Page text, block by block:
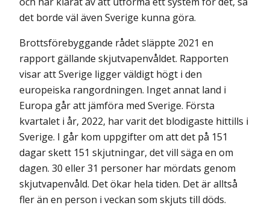
det borde väl även Sverige kunna göra.
Brottsförebyggande rådet släppte 2021 en
rapport gällande skjutvapenvåldet. Rapporten
visar att Sverige ligger väldigt högt i den
europeiska rangordningen. Inget annat land i
Europa går att jämföra med Sverige. Första
kvartalet i år, 2022, har varit det blodigaste hittills i
Sverige. I går kom uppgifter om att det på 151
dagar skett 151 skjutningar, det vill säga en om
dagen. 30 eller 31 personer har mördats genom
skjutvapenvåld. Det ökar hela tiden. Det är alltså
fler än en person i veckan som skjuts till döds.